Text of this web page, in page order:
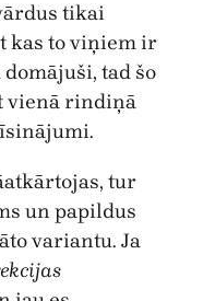
tikai
kas to viņiem ir
tad šo
vienā rindiņā
tur
un papildus
variantu. Ja